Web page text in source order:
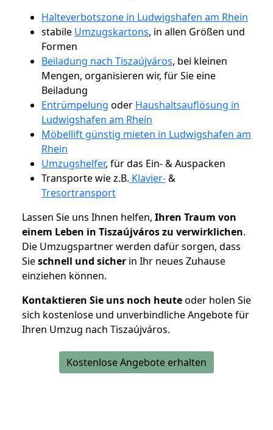
Halteverbotszone in Ludwigshafen am Rhein
stabile Umzugskartons, in allen Größen und
Formen
Beiladung nach Tiszaújváros, bei kleinen
Mengen, organisieren wir, für Sie eine
Beiladung
Entrümpelung oder Haushaltsauflösung in
Ludwigshafen am Rhein
Möbellift günstig mieten in Ludwigshafen am
Rhein
Umzugshelfer, für das Ein- & Auspacken
Transporte wie z.B. Klavier-&
Tresortransport
Lassen Sie uns Ihnen helfen, Ihren Traum von
einem Leben in Tiszaújváros zu verwirklichen.
Die Umzugspartner werden dafür sorgen, dass
Sieschnell und sicher in Ihr neues Zuhause
einziehen können.
Kontaktieren Sie uns noch heuteoder holen Sie
sich kostenlose und unverbindliche Angebote für
Ihren Umzug nach Tiszaújváros.
Kostenlose Angebote erhalten